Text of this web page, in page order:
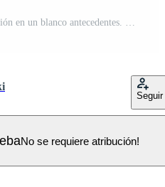
un abierto libro. vector ilustración en un blanco antecedentes. Vector Pro
Seguir
No se requiere atribución!